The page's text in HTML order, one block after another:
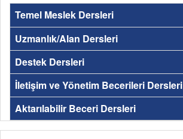
Temel Meslek Dersleri
Uzmanlık/Alan Dersleri
Destek Dersleri
İletişim ve Yönetim Becerileri Dersleri
Aktarılabilir Beceri Dersleri